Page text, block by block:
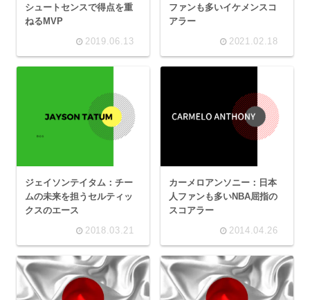
シュートセンスで得点を重
ねるMVP
2019.06.13
ファンも多いイケメンスコ
アラー
2021.02.18
ジェイソンテイタム：チー
ムの未来を担うセルティッ
クスのエース
2018.03.21
カーメロアンソニー：日本
人ファンも多いNBA屈指の
スコアラー
2014.04.26